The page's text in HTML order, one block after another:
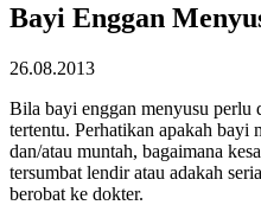
Bayi Enggan
26.08.2013
Bila bayi enggan menyusu perlu
tertentu. Perhatikan apakah bayi
dan/atau muntah, bagaimana
tersumbat lendir atau adakah
berobat ke dokter.